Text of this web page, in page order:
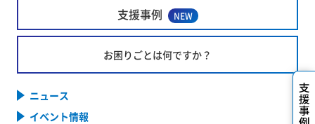
支援事例 NEW
お困りごとは何ですか？
ニュース
イベント情報